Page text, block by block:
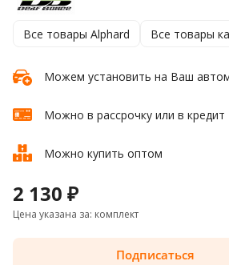
Все товары Alphard Все товары
Можем установить на Ваш
Можно в рассрочку или в кредит
Можно купить оптом
2 130 ₽
Цена указана за: комплект
Подписаться